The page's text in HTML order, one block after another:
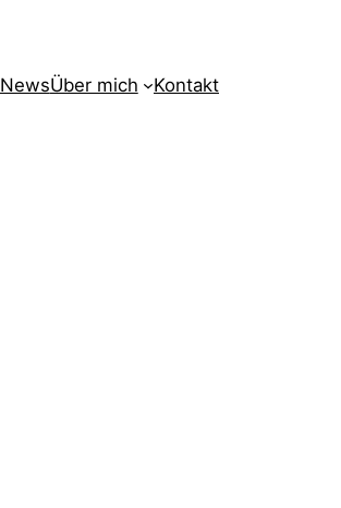
NewsÜber mich Kontakt